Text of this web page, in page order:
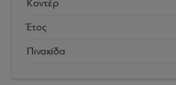
Κοντέρ
Έτος
Πινακίδα